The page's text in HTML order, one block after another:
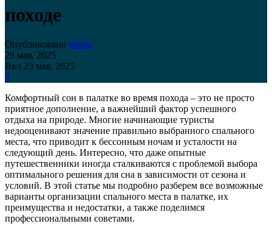
походе
Опубликовано admin
29 мая, 2025
Вкл 23 мая, 2025
0
Комфортный сон в палатке во время похода – это не просто
приятное дополнение, а важнейший фактор успешного
отдыха на природе. Многие начинающие туристы
недооценивают значение правильно выбранного спального
места, что приводит к бессонным ночам и усталости на
следующий день. Интересно, что даже опытные
путешественники иногда сталкиваются с проблемой выбора
оптимального решения для сна в зависимости от сезона и
условий. В этой статье мы подробно разберем все возможные
варианты организации спального места в палатке, их
преимущества и недостатки, а также поделимся
профессиональными советами.